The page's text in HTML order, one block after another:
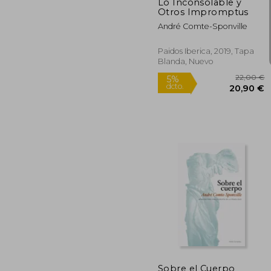
Otros Impromptus
André Comte-Sponville
Paidos Iberica, 2019, Tapa
Blanda, Nuevo
5%
dcto.
Sobre el Cuerpo